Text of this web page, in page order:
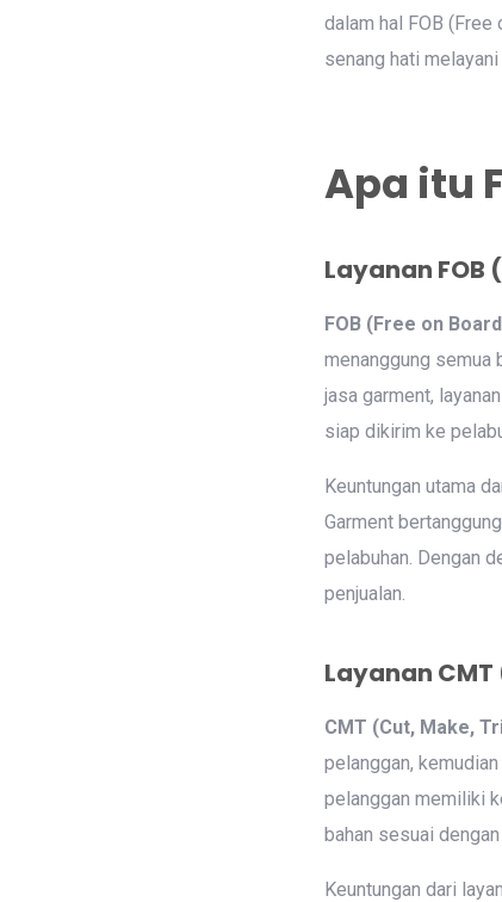
dalam hal FOB (Free
senang hati
Apa itu
Layanan FOB
FOB (Free on
menanggung semua
jasa garment,
siap dikirim ke
Keuntungan utama
Garment
pelabuhan. Dengan
penjualan.
Layanan
CMT (Cut, Make,
pelanggan,
pelanggan memiliki
bahan sesuai
Keuntungan dari